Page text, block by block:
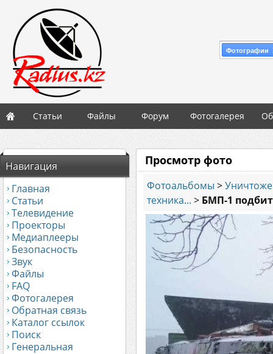
Фотографии
Статьи Файлы Форум Фотогалерея
Навигация
Главная
Статьи
Телевидение
Проекторы
Медиаплееры
Безопасность
Звук
Файлы
FAQ
Фотогалерея
Обратная связь
Каталог ссылок
Поиск
Генеральная
Просмотр фото
Фотоальбомы >
техника... > БМП-1